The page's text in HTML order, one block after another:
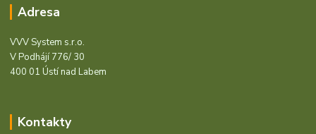
Adresa
VVV System s.r.o.
V Podhájí 776/ 30
400 01 Ústí nad Labem
Kontakty